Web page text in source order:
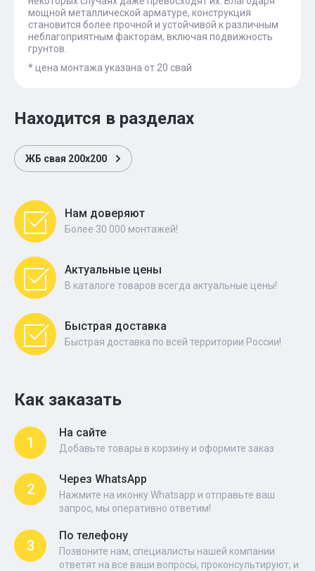
мощной металлической арматуре, конструкция
становится более прочной и устойчивой к различным
неблагоприятным факторам, включая подвижность
грунтов.
* цена монтажа указана от 20 свай
Находится в разделах
ЖБ свая 200х200
Нам доверяют
Более 30 000 монтажей!
Актуальные цены
В каталоге товаров всегда актуальные цены!
Быстрая доставка
Быстрая доставка по всей территории России!
Как заказать
1
На сайте
Добавьте товары в корзину и оформите заказ
2
Через WhatsApp
Нажмите на иконку Whatsapp и отправьте ваш
запрос, мы оперативно ответим!
3
По телефону
Позвоните нам, специалисты нашей компании
ответят на все ваши вопросы, проконсультируют, и